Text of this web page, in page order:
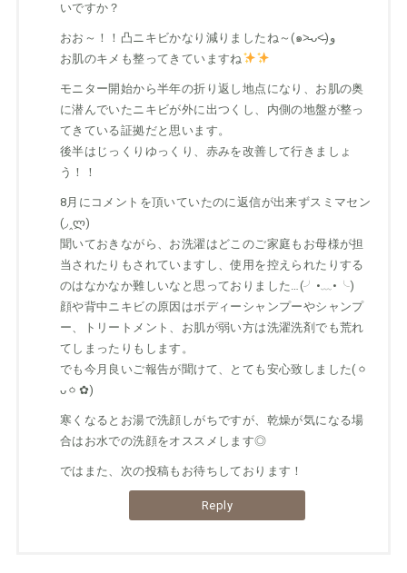
いですか？
おお～！！凸ニキビかなり減りましたね～(๑˃̵ᴗ˂̵)و
お肌のキメも整ってきていますね
モニター開始から半年の折り返し地点になり、お肌の奥
に潜んでいたニキビが外に出つくし、内側の地盤が整っ
てきている証拠だと思います。
後半はじっくりゆっくり、赤みを改善して行きましょ
う！！
8月にコメントを頂いていたのに返信が出来ずスミマセン
(◞‸ლ)
聞いておきながら、お洗濯はどこのご家庭もお母様が担
当されたりもされていますし、使用を控えられたりする
のはなかなか難しいなと思っておりました…(╯•﹏•╰)
顔や背中ニキビの原因はボディーシャンプーやシャンプ
ー、トリートメント、お肌が弱い方は洗濯洗剤でも荒れ
てしまったりもします。
でも今月良いご報告が聞けて、とても安心致しました(ㆁ
ᴗㆁ✿)
寒くなるとお湯で洗顔しがちですが、乾燥が気になる場
合はお水での洗顔をオススメします◎
ではまた、次の投稿もお待ちしております！
Reply